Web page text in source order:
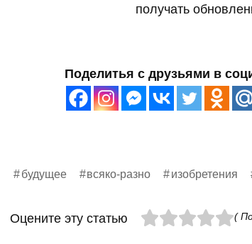
получать
Поделитья с друзьями в
будущее всяко-разно изобретения
Оцените эту статью (